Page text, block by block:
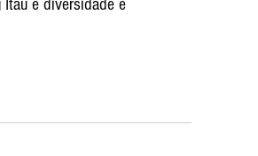
Itaú e diversidade e